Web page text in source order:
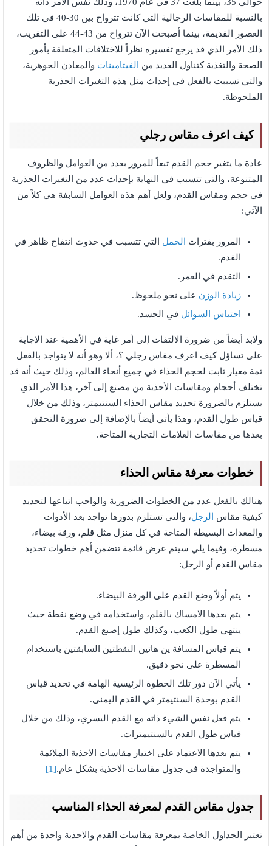
بالنسبة للمقاسات الرجالية التي كانت تترواح بين 30-40 في تلك
العصور القديمة، بينما أصبحت الآن تترواح من 43-44 على التقريب،
ذلك الأمر الذي قد يرجع تفسيره نظراً للاختلافات المتعلقة بأمور
الصحة والتغذية كتناول العديد من
الفيتامينات والمعادن الجوهرية،
والتي تسببت بالفعل في إحداث مثل هذه التغيرات الجذرية
الملحوظة.
كيف اعرف مقاس رجلي
عادة ما يتغير حجم القدم تبعاً للمرور بعدد من العوامل والظروف
المتنوعة، والتي تتسبب في النهاية بإحداث عدد من التغيرات الجذرية
في حجم ومقاس القدم، ولعل أهم هذه العوامل السابفة هي كلاً من
الآتي:
المرور بفترات الحمل التي تتسبب في حدوث انتفاح ظاهر في
القدم.
التقدم في العمر.
زيادة الوزن على نحو ملحوظ.
احتباس السوائل في الجسد.
ولابد أيضاً من ضرورة الالتفات إلى أمر غاية في الأهمية عند الإجاية
على تساؤل كيف اعرف مقاس رجلي ؟، ألا وهو أنه لا يتواجد بالفعل
ثمة معيار ثابت لحجم الحذاء في جميع أنحاء العالم، وذلك حيث أنه قد
تختلف أحجام ومقاسات الأحذية من مصنع إلى آخر، هذا الأمر الذي
يستلزم بالضرورة تحديد مقاس الحذاء السنتيمتر، وذلك من خلال
قياس طول القدم، وهذا يأتي أيضاً بالإضافة إلى ضرورة التحقق
بعدها من مقاسات العلامات التجارية المتاحة.
خطوات معرفة مقاس الحذاء
هنالك بالفعل عدد من الخطوات الضرورية والواجب اتباعها لتحديد
كيفية مقاس
الرجل، والتي تستلزم بدورها تواجد بعد الأدوات
والمعدات البسيطة المتاحة في كل منزل مثل قلم، ورقة بيضاء،
مسطرة، وفيما يلي سيتم عرض قائمة تتضمن أهم خطوات تحديد
مقاس القدم أو الرجل:
يتم أولاً وضع القدم على الورقة البيضاء.
يتم بعدها الامساك بالقلم، واستخدامه في وضع نقطة حيث
ينتهي طول الكعب، وكذلك طول إصبع القدم.
يتم قياس المسافة ين هاتين النقطتين السابقتين باستخدام
المسطرة على نحو دقيق.
يأتي الآن دور تلك الخطوة الرئيسية الهامة في تحديد قياس
القدم بوحدة السنتيمتر في القدم اليمنى.
يتم فعل نفس الشيء ذاته مع القدم اليسري، وذلك من خلال
قياس طول القدم بالسنتيمترات.
يتم بعدها الاعتماد على اختيار مقاسات الاحذية الملائمة
والمتواجدة في جدول مقاسات الاحذية بشكل عام.[1]
جدول مقاس القدم لمعرفة الحذاء المناسب
تعتبر الجداول الخاصة بمعرفة مقاسات القدم والاحذية واحدة من أهم